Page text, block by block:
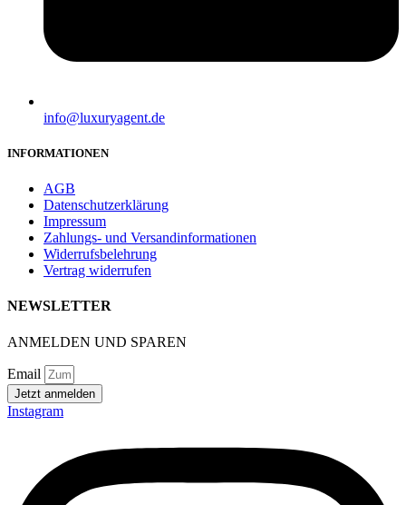
info@luxuryagent.de
INFORMATIONEN
AGB
Datenschutzerklärung
Impressum
Zahlungs- und Versandinformationen
Widerrufsbelehrung
Vertrag widerrufen
NEWSLETTER
ANMELDEN UND SPAREN
Email
Jetzt anmelden
Instagram